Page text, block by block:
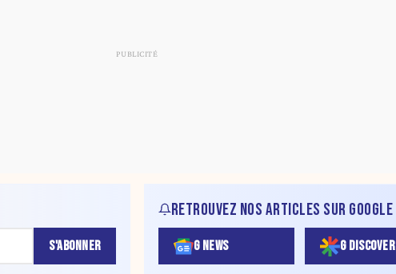
S'ABONNER
RETROUVEZ NOS ARTICLES SUR GOOGLE
G NEWS G DISCOVER